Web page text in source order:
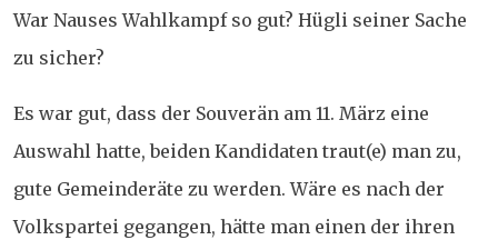
War Nauses Wahlkampf so gut? Hügli seiner Sache
zu sicher?
Es war gut, dass der Souverän am 11. März eine
Auswahl hatte, beiden Kandidaten traut(e) man zu,
gute Gemeinderäte zu werden. Wäre es nach der
Volkspartei gegangen, hätte man einen der ihren